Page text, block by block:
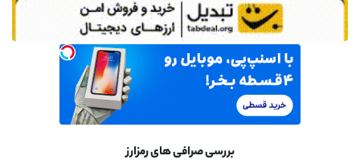
بررسی صرافی های رمزارز